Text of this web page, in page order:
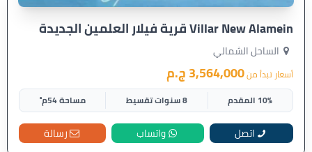
Villar New Alamein قرية فيلار العلمين الجديدة
الساحل الشمالي
أسعار تبدأ من3,564,000 ج.م
10% المقدم 8 سنوات تقسيط مساحة 54م²
اتصل واتساب رسالة